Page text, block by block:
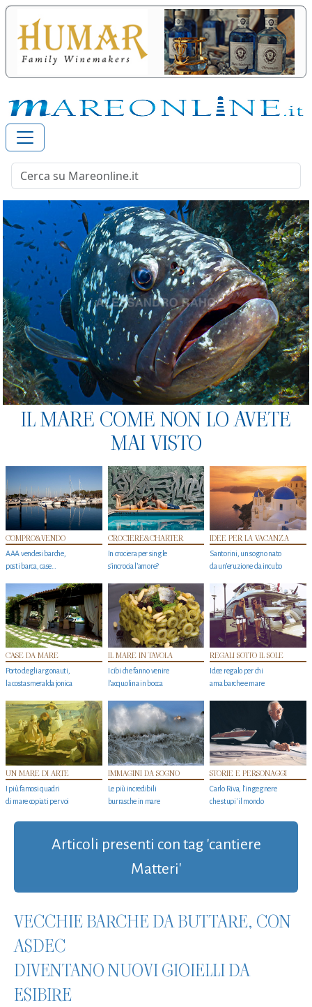
IL MARE COME NON LO AVETE
MAI VISTO
COMPRO&VENDO
AAA vendesi barche,
posti barca, case…
CROCIERE&CHARTER
In crociera per single
s'incrocia l’amore?
IDEE PER LA VACANZA
Santorini, un sogno nato
da un’eruzione da incubo
CASE DA MARE
Porto degli argonauti,
la costa smeralda jonica
IL MARE IN TAVOLA
I cibi che fanno venire
l’acquolina in bocca
REGALI SOTTO IL SOLE
Idee regalo per chi
ama barche e mare
UN MARE DI ARTE
I più famosi quadri
di mare copiati per voi
IMMAGINI DA SOGNO
Le più incredibili
burrasche in mare
STORIE E PERSONAGGI
Carlo Riva, l’ingegnere
che stupi' il mondo
Articoli presenti con tag 'cantiere
Matteri'
VECCHIE BARCHE DA BUTTARE, CON
ASDEC
DIVENTANO NUOVI GIOIELLI DA
ESIBIRE